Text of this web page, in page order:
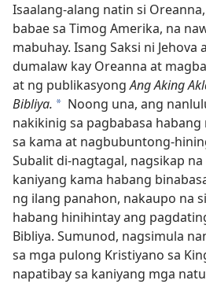
Isaalang-alang natin si
babae sa Timog Amerika, na
mabuhay. Isang Saksi ni Jehova
dumalaw kay Oreanna at
at ng publikasyongAng Aking
Bibliya. * Noong una, ang
nakikinig sa pagbabasa
sa kama at nagbubuntong-
Subalit di-nagtagal, nagsikap
kaniyang kama habang
ng ilang panahon, nakaupo na
habang hinihintay ang
Bibliya. Sumunod, nagsimula
sa mga pulong Kristiyano sa
napatibay sa kaniyang mga